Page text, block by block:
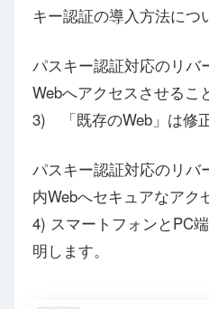
キー認証の導入方法につ
パスキー認証対応のリバ
Webへアクセスさせるこ
3) 「既存のWeb」は修
パスキー認証対応のリバ
内Webへセキュアなアク
4) スマートフォンとPC
明します。